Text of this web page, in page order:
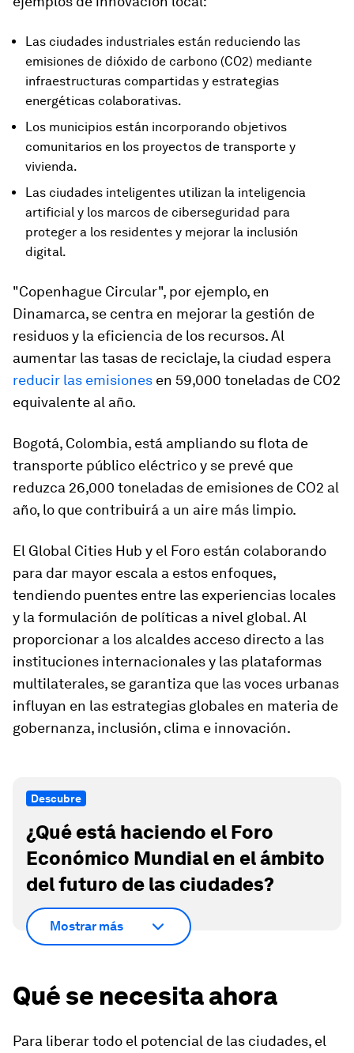
Las ciudades industriales están reduciendo las
emisiones de dióxido de carbono (CO2) mediante
infraestructuras compartidas y estrategias
energéticas colaborativas.
Los municipios están incorporando objetivos
comunitarios en los proyectos de transporte y
vivienda.
Las ciudades inteligentes utilizan la inteligencia
artificial y los marcos de ciberseguridad para
proteger a los residentes y mejorar la inclusión
digital.
"Copenhague Circular", por ejemplo, en
Dinamarca, se centra en mejorar la gestión de
residuos y la eficiencia de los recursos. Al
aumentar las tasas de reciclaje, la ciudad espera
reducir las emisiones en 59,000 toneladas de CO2
equivalente al año.
Bogotá, Colombia, está ampliando su flota de
transporte público eléctrico y se prevé que
reduzca 26,000 toneladas de emisiones de CO2 al
año, lo que contribuirá a un aire más limpio.
El Global Cities Hub y el Foro están colaborando
para dar mayor escala a estos enfoques,
tendiendo puentes entre las experiencias locales
y la formulación de políticas a nivel global. Al
proporcionar a los alcaldes acceso directo a las
instituciones internacionales y las plataformas
multilaterales, se garantiza que las voces urbanas
influyan en las estrategias globales en materia de
gobernanza, inclusión, clima e innovación.
Descubre
¿Qué está haciendo el Foro
Económico Mundial en el ámbito
del futuro de las ciudades?
Mostrar más
Qué se necesita ahora
Para liberar todo el potencial de las ciudades, el